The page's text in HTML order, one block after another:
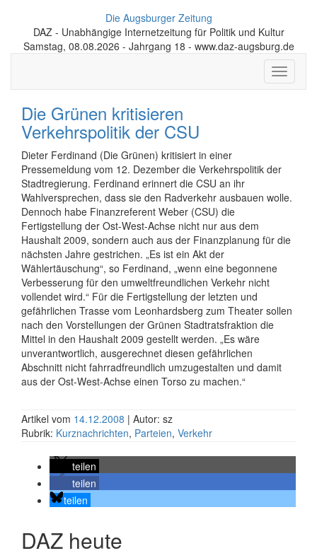
Die Augsburger Zeitung
DAZ - Unabhängige Internetzeitung für Politik und Kultur
Samstag, 08.08.2026 - Jahrgang 18 - www.daz-augsburg.de
Toggle
Die Grünen kritisieren
Verkehrspolitik der CSU
Dieter Ferdinand (Die Grünen) kritisiert in einer
Pressemeldung vom 12. Dezember die Verkehrspolitik der
Stadtregierung. Ferdinand erinnert die CSU an ihr
Wahlversprechen, dass sie den Radverkehr ausbauen wolle.
Dennoch habe Finanzreferent Weber (CSU) die
Fertigstellung der Ost-West-Achse nicht nur aus dem
Haushalt 2009, sondern auch aus der Finanzplanung für die
nächsten Jahre gestrichen. „Es ist ein Akt der
Wählertäuschung“, so Ferdinand, „wenn eine begonnene
Verbesserung für den umweltfreundlichen Verkehr nicht
vollendet wird.“ Für die Fertigstellung der letzten und
gefährlichen Trasse vom Leonhardsberg zum Theater sollen
nach den Vorstellungen der Grünen Stadtratsfraktion die
Mittel in den Haushalt 2009 gestellt werden. „Es wäre
unverantwortlich, ausgerechnet diesen gefährlichen
Abschnitt nicht fahrradfreundlich umzugestalten und damit
aus der Ost-West-Achse einen Torso zu machen.“
Artikel vom 14.12.2008 | Autor: sz
Rubrik: Kurznachrichten, Parteien, Verkehr
teilen
teilen
teilen
DAZ heute